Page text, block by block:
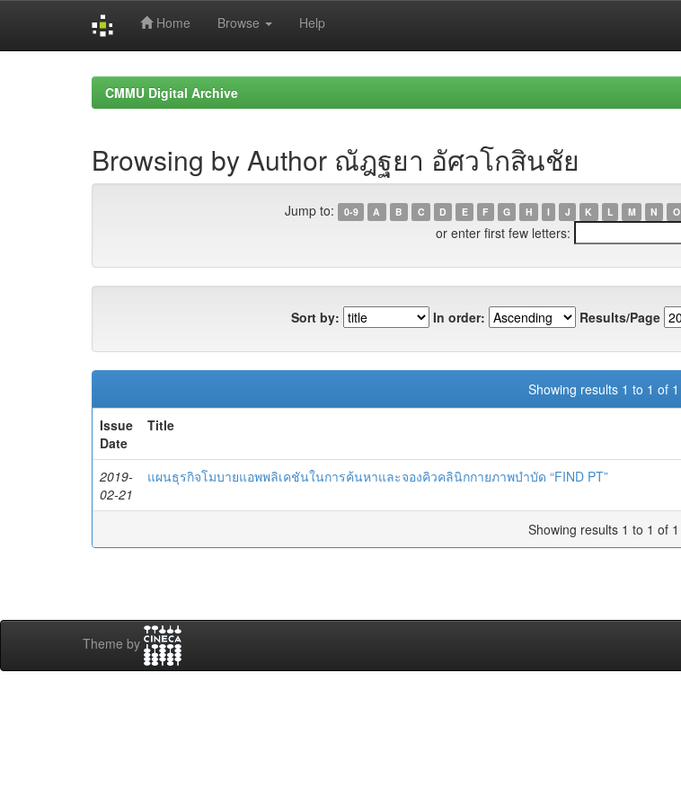
Home Browse Help
CMMU Digital Archive
Browsing by Author ณัฎฐยา อัศวโกสินชัย
Jump to: 0-9 A B C D E F G H I J K L M N O
or enter first few letters:
Sort by: In order: Results/Page
Showing results 1 to 1 of 1
Issue
Date
Title
2019-
02-21
แผนธุรกิจโมบายแอพพลิเคชันในการค้นหาและจองคิวคลินิกกายภาพบำบัด “FIND PT”
Showing results 1 to 1 of 1
Theme by